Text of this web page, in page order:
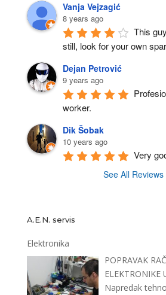
Vanja Vejzagić
8 years ago
This
still, look for your own
Dejan Petrović
9 years ago
worker.
Dik Šobak
10 years ago
Very
See All Reviews
A.E.N. servis
Elektronika
POPRAVAK
ELEKTRONIKE
Napredak